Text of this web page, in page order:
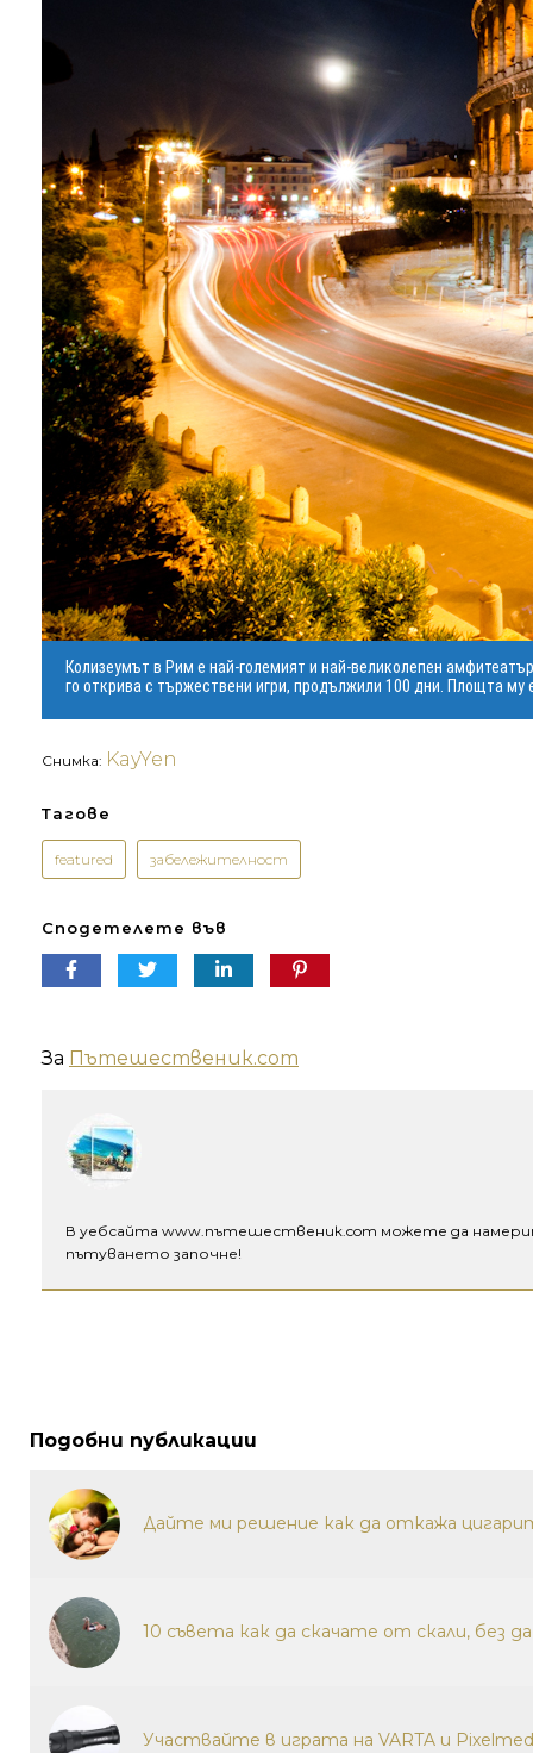
Колизеумът в Рим е най-големият и най-великолепен
го открива с тържествени игри, продължили 100 дни. Площта
Снимка: KayYen
Тагове
featured забележителност
Сподетелете във
За Пътешественик.com
В уебсайта www.пътешественик.com можете да
пътуването започне!
Подобни публикации
Дайте ми решение как да откажа
10 съвета как да скачате от скали, без
Участвайте в играта на VARTA и